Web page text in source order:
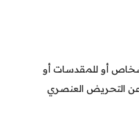
أو للمقدسات أو
عن التحريض العنصري